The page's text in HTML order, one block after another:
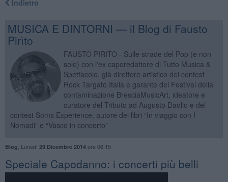
Indietro
MUSICA E DINTORNI — il Blog di Fausto
Pirìto
FAUSTO PIRITO - Sulle strade del Pop (e non
solo) con l'ex caporedattore di Tutto Musica &
Spettacolo, già direttore artistico del contest
Rock Targato Italia e garante del Festival della
contaminazione BresciaMusicArt, ideatore e
curatore del Tributo ad Augusto Daolio e del
contest Soms Experience, autore dei libri “In viaggio con I
Nomadi” e “Vasco in concerto”
Blog Lunedì 29 Dicembre 2014ore 06:15
Speciale Capodanno: i concerti più belli